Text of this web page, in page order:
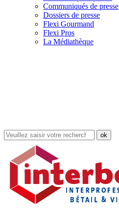
Communiqués de presse
Dossiers de presse
Flexi Gourmand
Flexi Pros
La Médiathèque
Rechercher
dans
site